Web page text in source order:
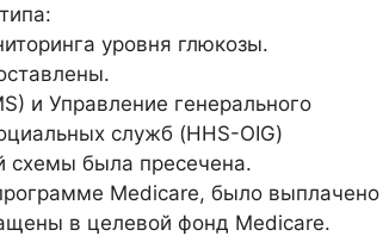
уровня глюкозы.
и Управление генерального
служб (HHS-OIG)
схемы была пресечена.
Medicare, было выплачено
в целевой фонд Medicare.